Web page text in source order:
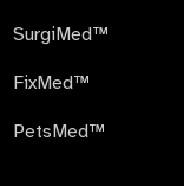
SurgiMed™
FixMed™
PetsMed™